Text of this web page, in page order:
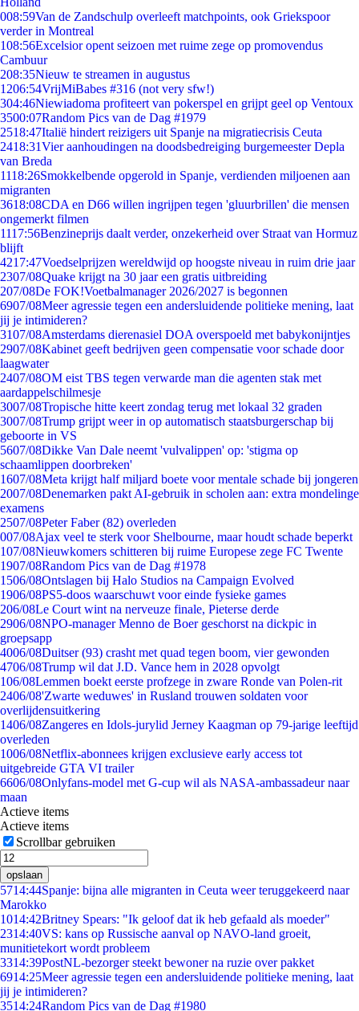
008:59Van de Zandschulp overleeft matchpoints, ook Griekspoor
verder in Montreal
108:56Excelsior opent seizoen met ruime zege op promovendus
Cambuur
208:35Nieuw te streamen in augustus
1206:54VrijMiBabes #316 (not very sfw!)
304:46Niewiadoma profiteert van pokerspel en grijpt geel op Ventoux
3500:07Random Pics van de Dag #1979
2518:47Italië hindert reizigers uit Spanje na migratiecrisis Ceuta
2418:31Vier aanhoudingen na doodsbedreiging burgemeester Depla
van Breda
1118:26Smokkelbende opgerold in Spanje, verdienden miljoenen aan
migranten
3618:08CDA en D66 willen ingrijpen tegen 'gluurbrillen' die mensen
ongemerkt filmen
1117:56Benzineprijs daalt verder, onzekerheid over Straat van Hormuz
blijft
4217:47Voedselprijzen wereldwijd op hoogste niveau in ruim drie jaar
2307/08Quake krijgt na 30 jaar een gratis uitbreiding
207/08De FOK!Voetbalmanager 2026/2027 is begonnen
6907/08Meer agressie tegen een andersluidende politieke mening, laat
jij je intimideren?
3107/08Amsterdams dierenasiel DOA overspoeld met babykonijntjes
2907/08Kabinet geeft bedrijven geen compensatie voor schade door
laagwater
2407/08OM eist TBS tegen verwarde man die agenten stak met
aardappelschilmesje
3007/08Tropische hitte keert zondag terug met lokaal 32 graden
3007/08Trump grijpt weer in op automatisch staatsburgerschap bij
geboorte in VS
5607/08Dikke Van Dale neemt 'vulvalippen' op: 'stigma op
schaamlippen doorbreken'
1607/08Meta krijgt half miljard boete voor mentale schade bij jongeren
2007/08Denemarken pakt AI-gebruik in scholen aan: extra mondelinge
examens
2507/08Peter Faber (82) overleden
007/08Ajax veel te sterk voor Shelbourne, maar houdt schade beperkt
107/08Nieuwkomers schitteren bij ruime Europese zege FC Twente
1907/08Random Pics van de Dag #1978
1506/08Ontslagen bij Halo Studios na Campaign Evolved
1906/08PS5-doos waarschuwt voor einde fysieke games
206/08Le Court wint na nerveuze finale, Pieterse derde
2906/08NPO-manager Menno de Boer geschorst na dickpic in
groepsapp
4006/08Duitser (93) crasht met quad tegen boom, vier gewonden
4706/08Trump wil dat J.D. Vance hem in 2028 opvolgt
106/08Lemmen boekt eerste profzege in zware Ronde van Polen-rit
2406/08'Zwarte weduwes' in Rusland trouwen soldaten voor
overlijdensuitkering
1406/08Zangeres en Idols-jurylid Jerney Kaagman op 79-jarige leeftijd
overleden
1006/08Netflix-abonnees krijgen exclusieve early access tot
uitgebreide GTA VI trailer
6606/08Onlyfans-model met G-cup wil als NASA-ambassadeur naar
maan
Actieve items
Actieve items
Scrollbar gebruiken
opslaan
5714:44Spanje: bijna alle migranten in Ceuta weer teruggekeerd naar
Marokko
1014:42Britney Spears: "Ik geloof dat ik heb gefaald als moeder"
2314:40VS: kans op Russische aanval op NAVO-land groeit,
munitietekort wordt probleem
3314:39PostNL-bezorger steekt bewoner na ruzie over pakket
6914:25Meer agressie tegen een andersluidende politieke mening, laat
jij je intimideren?
3514:24Random Pics van de Dag #1980